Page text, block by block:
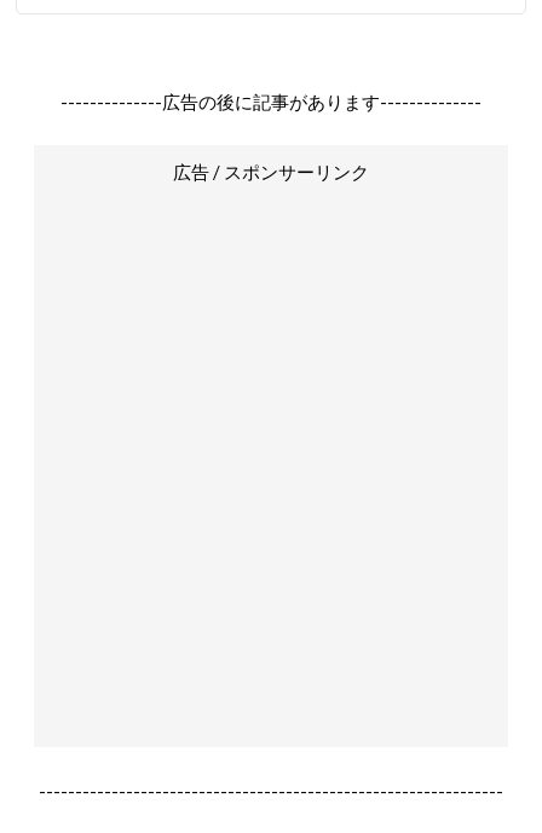
--------------広告の後に記事があります--------------
広告 / スポンサーリンク
----------------------------------------------------------------